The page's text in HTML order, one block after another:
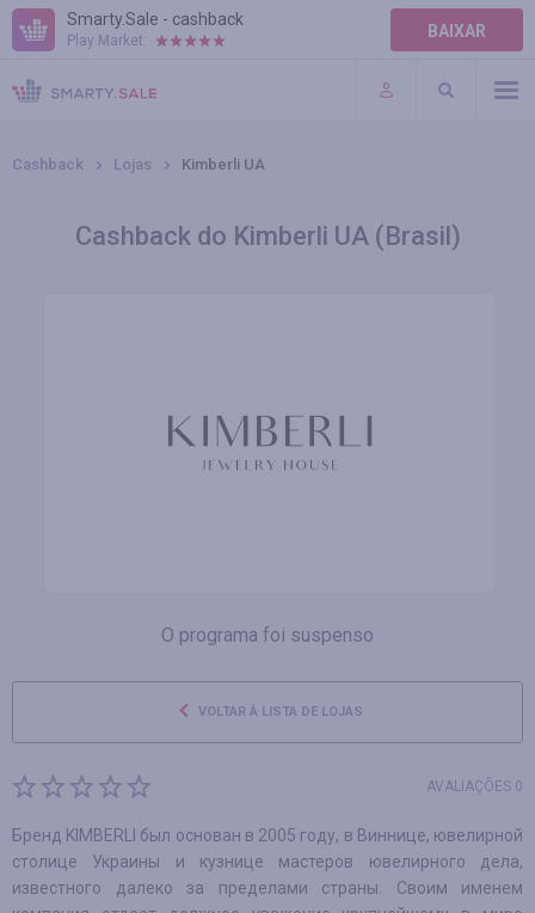
Smarty.Sale - cashback
Play Market: BAIXAR
AJUDA
TERMOS DE USO
Cashback Lojas Kimberli UA
Cashback do Kimberli UA (Brasil)
O programa foi suspenso
VOLTAR À LISTA DE LOJAS
AVALIAÇÕES 0
Бренд KIMBERLI был основан в 2005 году, в Виннице, ювелирной
столице Украины и кузнице мастеров ювелирного дела,
известного далеко за пределами страны. Своим именем